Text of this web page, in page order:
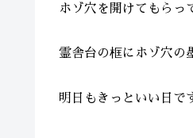
ホゾ穴を開けてもらっ
霊舎台の框にホゾ穴の
明日もきっといい日で